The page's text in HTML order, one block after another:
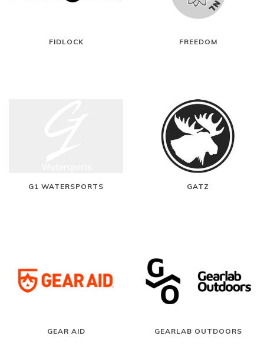
FIDLOCK FREEDOM
G1 WATERSPORTS GATZ
GEAR AID GEARLAB OUTDOORS